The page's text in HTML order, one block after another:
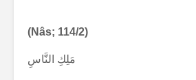
(Nâs; 114/2)
مَلِكِ النَّاسِ